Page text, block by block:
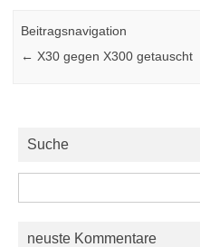
Beitragsnavigation
← X30 gegen X300 getauscht
Suche
nach:
neuste Kommentare